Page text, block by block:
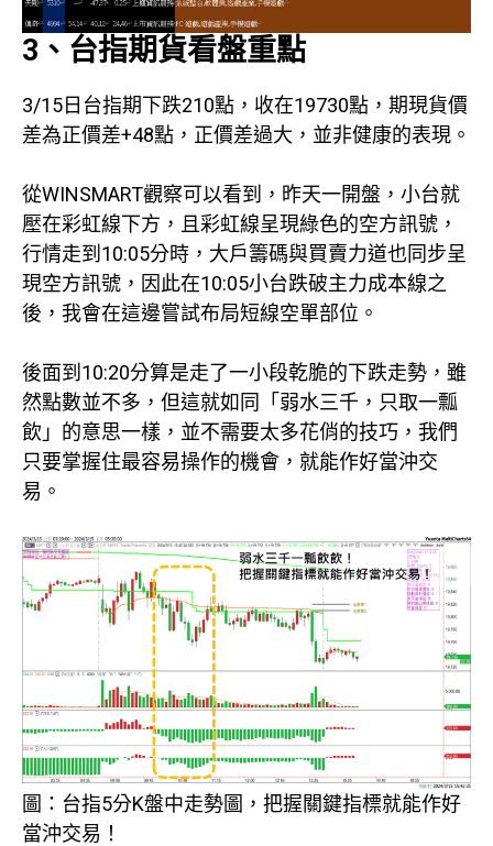
3、台指期貨看盤重點
3/15日台指期下跌210點，收在19730點，期現貨價
差為正價差+48點，正價差過大，並非健康的表現。
從WINSMART觀察可以看到，昨天一開盤，小台就
壓在彩虹線下方，且彩虹線呈現綠色的空方訊號，
行情走到10:05分時，大戶籌碼與買賣力道也同步呈
現空方訊號，因此在10:05小台跌破主力成本線之
後，我會在這邊嘗試布局短線空單部位。
後面到10:20分算是走了一小段乾脆的下跌走勢，雖
然點數並不多，但這就如同「弱水三千，只取一瓢
飲」的意思一樣，並不需要太多花俏的技巧，我們
只要掌握住最容易操作的機會，就能作好當沖交
易。
圖：台指5分K盤中走勢圖，把握關鍵指標就能作好
當沖交易！